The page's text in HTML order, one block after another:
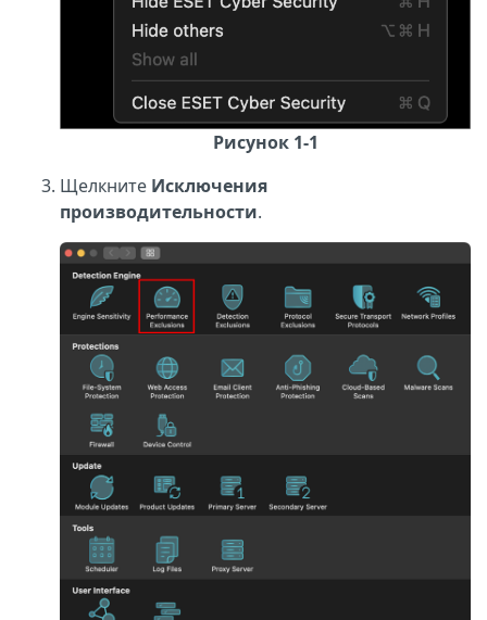
Рисунок 1-1
Щелкните Исключения
производительности.